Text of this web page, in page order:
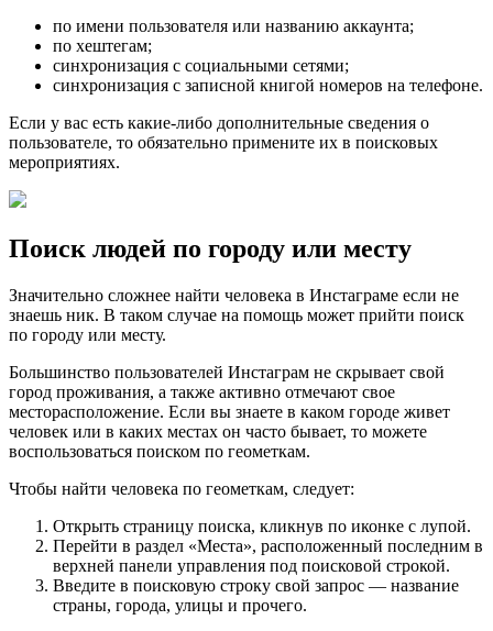
по имени пользователя или названию аккаунта;
по хештегам;
синхронизация с социальными сетями;
синхронизация с записной книгой номеров на телефоне.
Если у вас есть какие-либо дополнительные сведения о
пользователе, то обязательно примените их в поисковых
мероприятиях.
Поиск людей по городу или месту
Значительно сложнее найти человека в Инстаграме если не
знаешь ник. В таком случае на помощь может прийти поиск
по городу или месту.
Большинство пользователей Инстаграм не скрывает свой
город проживания, а также активно отмечают свое
месторасположение. Если вы знаете в каком городе живет
человек или в каких местах он часто бывает, то можете
воспользоваться поиском по геометкам.
Чтобы найти человека по геометкам, следует:
Открыть страницу поиска, кликнув по иконке с лупой.
Перейти в раздел «Места», расположенный последним в
верхней панели управления под поисковой строкой.
Введите в поисковую строку свой запрос — название
страны, города, улицы и прочего.